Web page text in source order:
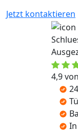
Jetzt kontaktieren
4,9